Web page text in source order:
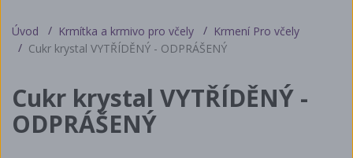
Úvod Krmítka a krmivo pro včely
Krmení Pro včely
Cukr krystal VYTŘÍDĚNÝ - ODPRÁŠENÝ
Cukr krystal VYTŘÍDĚNÝ -
ODPRÁŠENÝ